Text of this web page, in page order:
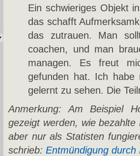
Ein schwieriges Objekt
das schafft
das zutrauen. Man
coachen, und man
managen. Es freut
gefunden hat. Ich habe
gelernt zu sehen. Die
Anmerkung: Am Beispiel
gezeigt werden, wie
aber nur als Statisten
schrieb: Entmündigung durch